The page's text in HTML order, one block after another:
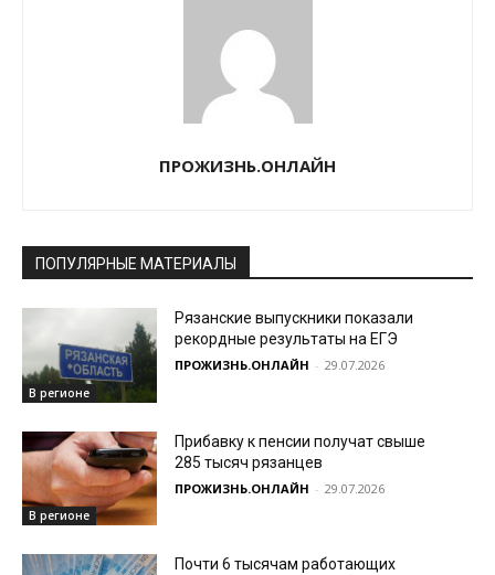
ПРОЖИЗНЬ.ОНЛАЙН
ПОПУЛЯРНЫЕ МАТЕРИАЛЫ
В регионе
Рязанские выпускники показали
рекордные результаты на ЕГЭ
ПРОЖИЗНЬ.ОНЛАЙН - 29.07.2026
В регионе
Прибавку к пенсии получат свыше
285 тысяч рязанцев
ПРОЖИЗНЬ.ОНЛАЙН - 29.07.2026
Почти 6 тысячам работающих